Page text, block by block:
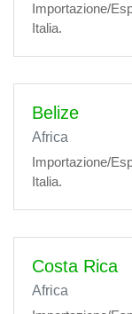
Importazione/
Italia.
Belize
Africa
Importazione/
Italia.
Costa Rica
Africa